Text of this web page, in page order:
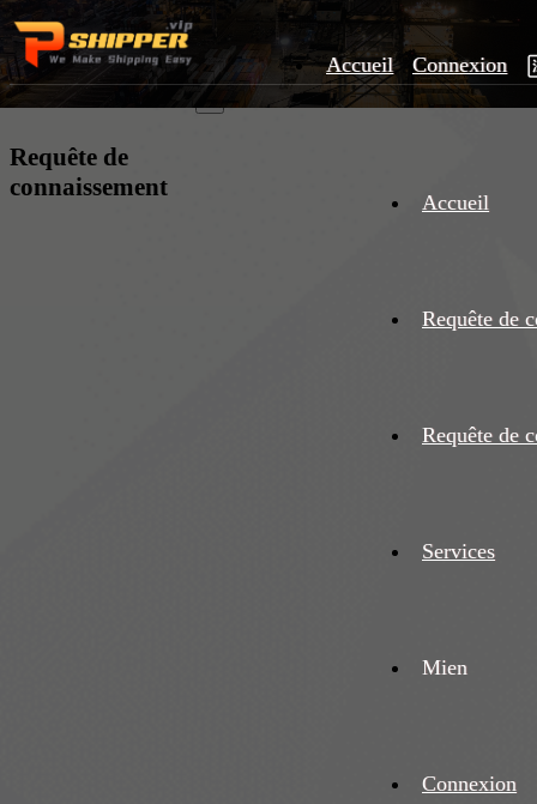
Accueil Connexion
Accueil
Requête de
Requête de
Services
Mien
Connexion
Requête de
connaissement